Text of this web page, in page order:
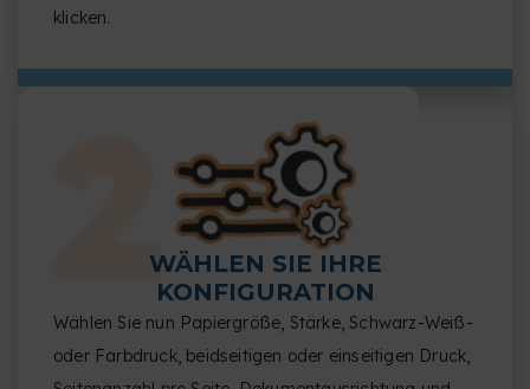
klicken.
WÄHLEN SIE IHRE
KONFIGURATION
Wählen Sie nun Papiergröße, Stärke, Schwarz-Weiß-
oder Farbdruck, beidseitigen oder einseitigen Druck,